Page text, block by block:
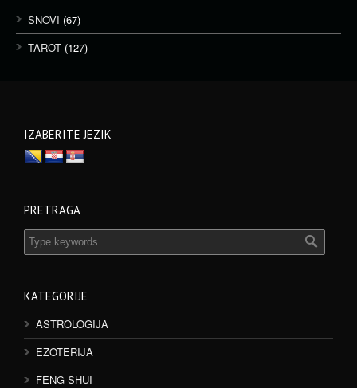
SNOVI (67)
TAROT (127)
IZABERITE JEZIK
PRETRAGA
KATEGORIJE
ASTROLOGIJA
EZOTERIJA
FENG SHUI